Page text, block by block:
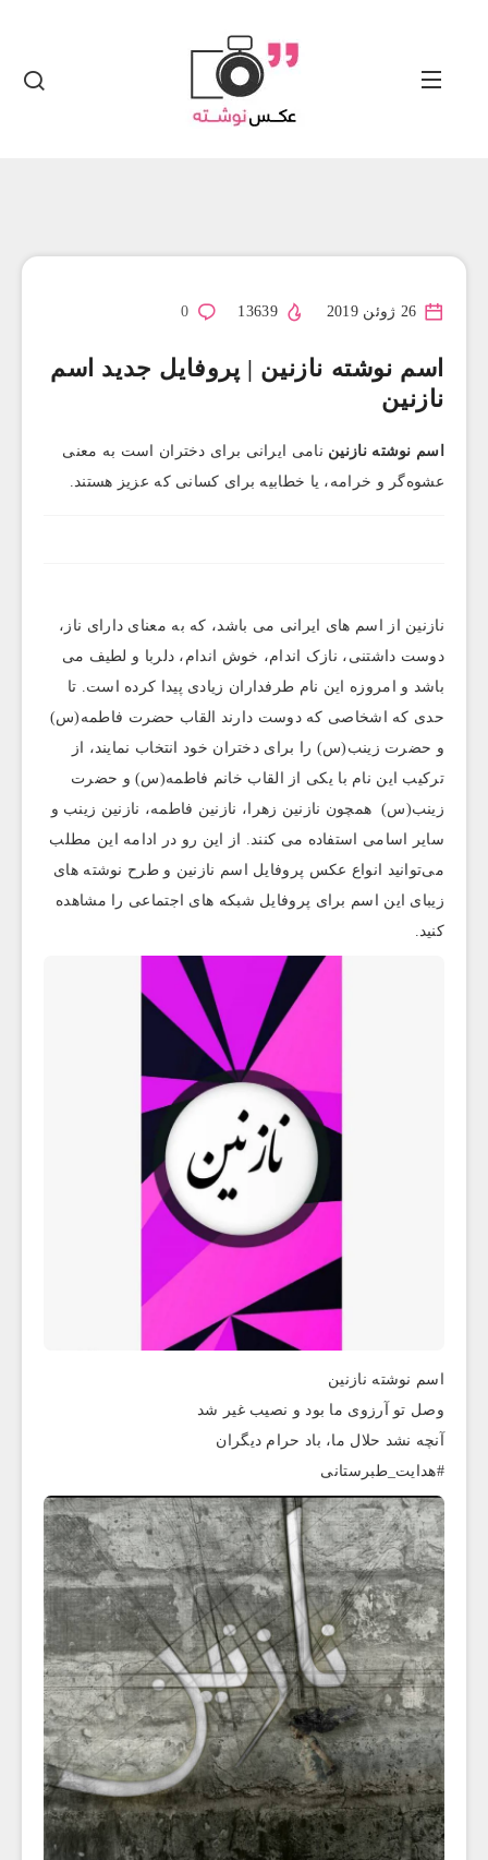
13639
0
اسم نوشته نازنین | پروفایل جدید اسم
نازنین
اسم نوشته نازنین نامی ایرانی برای دختران است به معنی
عشوه‌گر و خرامه، یا خطابیه برای کسانی که عزیز هستند.
نازنین از اسم های ایرانی می باشد، که به معنای دارای ناز،
دوست داشتنی، نازک اندام، خوش اندام، دلربا و لطیف می
باشد و امروزه این نام طرفداران زیادی پیدا کرده است. تا
حدی که اشخاصی که دوست دارند القاب حضرت فاطمه(س)
و حضرت زینب(س) را برای دختران خود انتخاب نمایند، از
ترکیب این نام با یکی از القاب خانم فاطمه(س) و حضرت
زینب(س) همچون نازنین زهرا، نازنین فاطمه، نازنین زینب و
سایر اسامی استفاده می کنند. از این رو در ادامه این مطلب
می‌توانید انواع عکس پروفایل اسم نازنین و طرح نوشته های
زیبای این اسم برای پروفایل شبکه های اجتماعی را مشاهده
کنید.
اسم نوشته نازنین
وصل تو آرزوی ما بود و نصیب غیر شد
آنچه نشد حلال ما، باد حرام دیگران
#هدایت_طبرستانی